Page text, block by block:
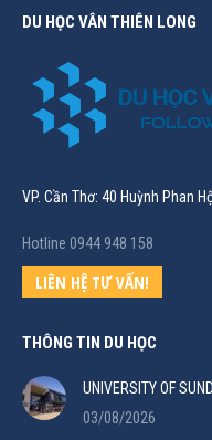
DU HỌC VÂN THIÊN LONG
VP. Cần Thơ: 40 Huỳnh Phan
Hotline 0944 948 158
LIÊN HỆ TƯ VẤN!
THÔNG TIN DU HỌC
UNIVERSITY OF
03/08/2026